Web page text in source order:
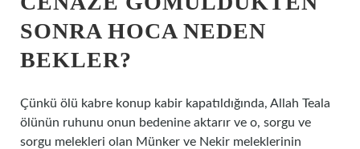
SONRA HOCA NEDEN
BEKLER?
Çünkü ölü kabre konup kabir kapatıldığında, Allah Teala
ölünün ruhunu onun bedenine aktarır ve o, sorgu ve
sorgu melekleri olan Münker ve Nekir meleklerinin